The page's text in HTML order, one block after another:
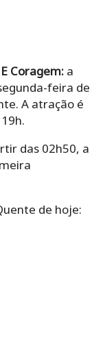
Coragem: a
feira de
A atração é
das 02h50, a
de hoje: